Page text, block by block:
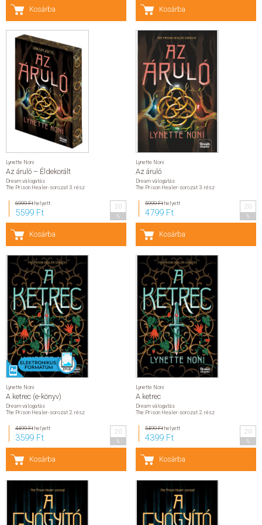
Kosárba Kosárba
Lynette Noni
Az áruló – Éldekorált
Dream válogatás
The Prison Healer-sorozat 3. rész
6999 Fthelyett
5599 Ft
20
Kosárba
Lynette Noni
Az áruló
Dream válogatás
The Prison Healer-sorozat 3. rész
5999 Fthelyett
4799 Ft
20
Kosárba
Lynette Noni
A ketrec (e-könyv)
Dream válogatás
The Prison Healer-sorozat 2. rész
4499 Fthelyett
3599 Ft
20
Kosárba
Lynette Noni
A ketrec
Dream válogatás
The Prison Healer-sorozat 2. rész
5499 Fthelyett
4399 Ft
20
Kosárba
ÁLTALÁNOS SZERZŐDÉSI FELTÉTELEK
ADATKEZELÉSI ÉS ADATVÉDELMI SZABÁLYZAT